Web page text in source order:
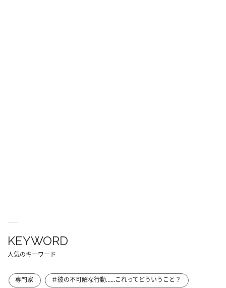
KEYWORD
人気のキーワード
専門家
＃彼の不可解な行動……これってどういうこと？